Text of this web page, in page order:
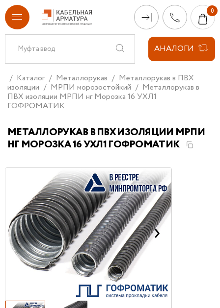
АНАЛОГИ
Каталог Металлорукав
Металлорукав в ПВХ
изоляции
МРПИ морозостойкий
Металлорукав в
ПВХ изоляции МРПИ нг Морозка 16 УХЛ1
ГОФРОМАТИК
МЕТАЛЛОРУКАВ В ПВХ ИЗОЛЯЦИИ МРПИ
НГ МОРОЗКА 16 УХЛ1 ГОФРОМАТИК